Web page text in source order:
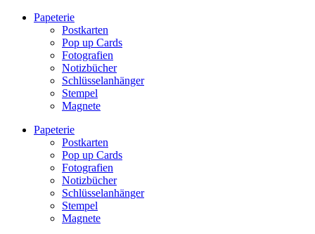
Papeterie
Postkarten
Pop up Cards
Fotografien
Notizbücher
Schlüsselanhänger
Stempel
Magnete
Papeterie
Postkarten
Pop up Cards
Fotografien
Notizbücher
Schlüsselanhänger
Stempel
Magnete